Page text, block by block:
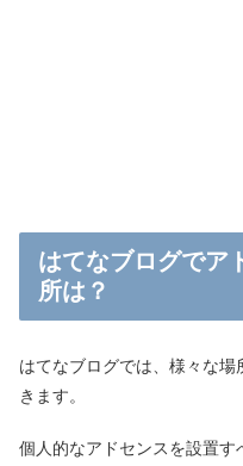
はてなブログでア
所は？
はてなブログでは、様々な
きます。
個人的なアドセンスを設置す